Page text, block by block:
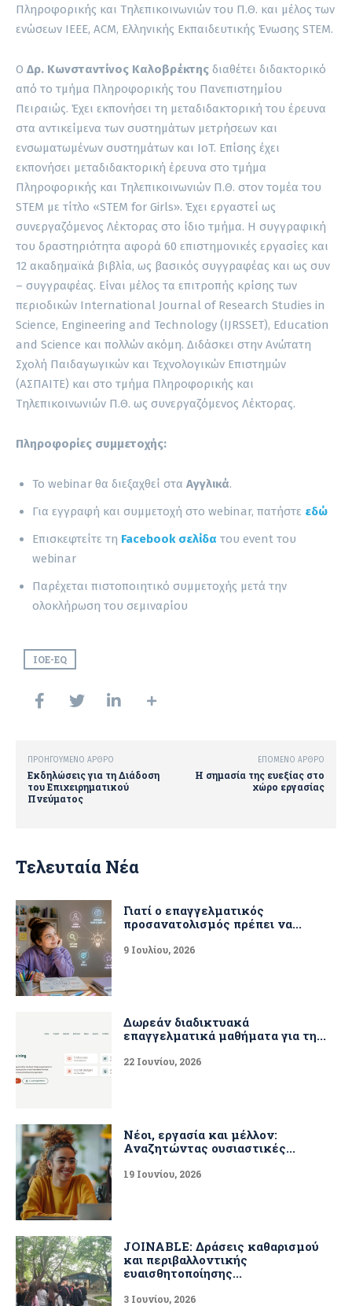
Πληροφορικής και Τηλεπικοινωνιών του Π.Θ. και μέλος των
ενώσεων IEEE, ACM, Ελληνικής Εκπαιδευτικής Ένωσης STEM.
Ο Δρ. Κωνσταντίνος Καλοβρέκτης διαθέτει διδακτορικό
από το τμήμα Πληροφορικής του Πανεπιστημίου
Πειραιώς. Έχει εκπονήσει τη μεταδιδακτορική του έρευνα
στα αντικείμενα των συστημάτων μετρήσεων και
ενσωματωμένων συστημάτων και IoT. Επίσης έχει
εκπονήσει μεταδιδακτορική έρευνα στο τμήμα
Πληροφορικής και Τηλεπικοινωνιών Π.Θ. στον τομέα του
STEM με τίτλο «STEM for Girls». Έχει εργαστεί ως
συνεργαζόμενος Λέκτορας στο ίδιο τμήμα. Η συγγραφική
του δραστηριότητα αφορά 60 επιστημονικές εργασίες και
12 ακαδημαϊκά βιβλία, ως βασικός συγγραφέας και ως συν
– συγγραφέας. Είναι μέλος τα επιτροπής κρίσης των
περιοδικών International Journal of Research Studies in
Science, Engineering and Technology (IJRSSET), Education
and Science και πολλών ακόμη. Διδάσκει στην Ανώτατη
Σχολή Παιδαγωγικών και Τεχνολογικών Επιστημών
(ΑΣΠΑΙΤΕ) και στο τμήμα Πληροφορικής και
Τηλεπικοινωνιών Π.Θ. ως συνεργαζόμενος Λέκτορας.
Πληροφορίες συμμετοχής:
Το webinar θα διεξαχθεί στα Αγγλικά.
Για εγγραφή και συμμετοχή στο webinar, πατήστε εδώ
Επισκεφτείτε τη Facebook σελίδα του event του
webinar
Παρέχεται πιστοποιητικό συμμετοχής μετά την
ολοκλήρωση του σεμιναρίου
IOE-EQ
ΠΡΟΗΓΟΎΜΕΝΟ ΆΡΘΡΟ
Εκδηλώσεις για τη Διάδοση
του Επιχειρηματικού
Πνεύματος
ΕΠΌΜΕΝΟ ΆΡΘΡΟ
Η σημασία της ευεξίας στο
χώρο εργασίας
Τελευταία Νέα
Γιατί ο επαγγελματικός
προσανατολισμός πρέπει να...
9 Ιουλίου, 2026
Δωρεάν διαδικτυακά
επαγγελματικά μαθήματα για τη...
22 Ιουνίου, 2026
Νέοι, εργασία και μέλλον:
Αναζητώντας ουσιαστικές...
19 Ιουνίου, 2026
JOINABLE: Δράσεις καθαρισμού
και περιβαλλοντικής
ευαισθητοποίησης...
3 Ιουνίου, 2026